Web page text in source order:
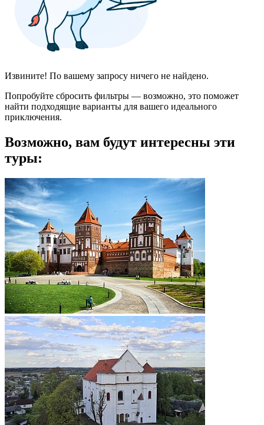
Извините! По вашему запросу ничего не найдено.
Попробуйте сбросить фильтры — возможно, это поможет
найти подходящие варианты для вашего идеального
приключения.
Возможно, вам будут интересны эти
туры: